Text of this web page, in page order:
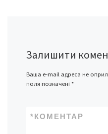
Залишити
Ваша e-mail адреса не
поля позначені *
КОМЕНТАР
*